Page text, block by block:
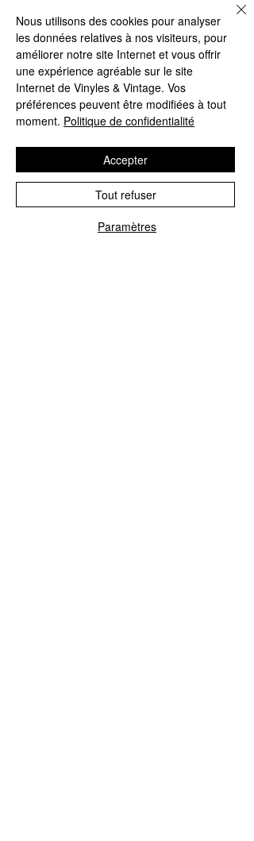
semaine plus tard, le corps de Nel est
retrouvé dans la rivière qui traverse
Beckford, la ville de leur enfance. Obligée
d'y revenir, Julia est terrifiée.
De quoi a-t-elle le plus peur ? D'affronter
le prétendu suicide de sa soeur ? De
s'occuper de Lena, sa nièce de quinze ans,
Plus que tout encore, c'est peut-être la
rivière qui la terrifie, ces eaux à la fois
enchanteresses et mortelles, où, depuis
Nous utilisons des cookies pour analyser
les données relatives à nos visiteurs, pour
améliorer notre site Internet et vous offrir
une expérience agréable sur le site
Internet de Vinyles & Vintage. Vos
préférences peuvent être modifiées à tout
moment. Politique de confidentialité
Paramètres
Tout refuser
Accepter